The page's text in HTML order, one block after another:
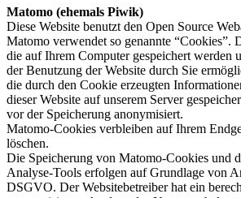
Matomo (ehemals Piwik)
Diese Website benutzt den Open Source
Matomo verwendet so genannte “Cookies”.
die auf Ihrem Computer gespeichert werden
der Benutzung der Website durch Sie
die durch den Cookie erzeugten
dieser Website auf unserem Server
vor der Speicherung anonymisiert.
Matomo-Cookies verbleiben auf Ihrem
löschen.
Die Speicherung von Matomo-Cookies und
Analyse-Tools erfolgen auf Grundlage von
DSGVO. Der Websitebetreiber hat ein